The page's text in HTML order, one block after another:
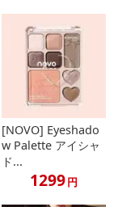
により異なります
[NOVO] Eyeshado
w Palette アイシャ
ド...
1299円